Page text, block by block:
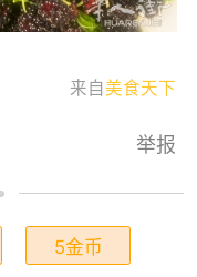
来自美食天下
举报
5金币